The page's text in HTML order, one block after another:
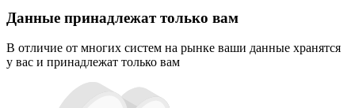
Данные принадлежат только вам
В отличие от многих систем на рынке ваши данные хранятся
у вас и принадлежат только вам